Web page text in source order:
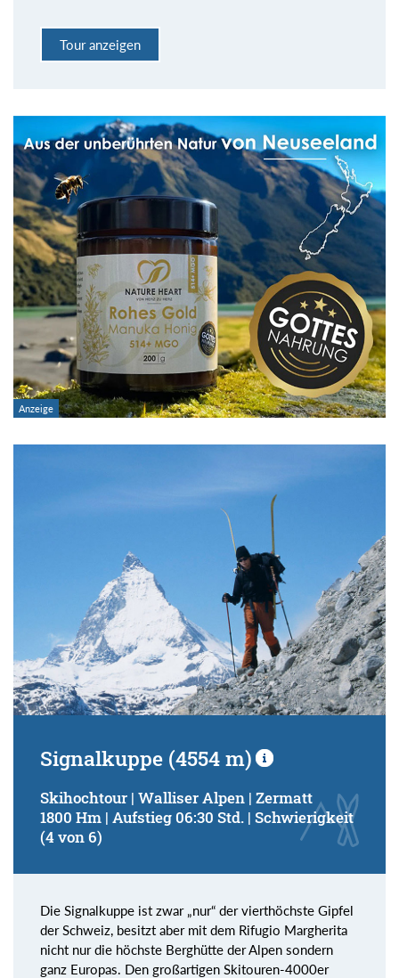
Tour anzeigen
Signalkuppe (4554 m)
Skihochtour | Walliser Alpen | Zermatt
1800 Hm | Aufstieg 06:30 Std. | Schwierigkeit
(4 von 6)
Die Signalkuppe ist zwar „nur“ der vierthöchste Gipfel
der Schweiz, besitzt aber mit dem Rifugio Margherita
nicht nur die höchste Berghütte der Alpen sondern
ganz Europas. Den großartigen Skitouren-4000er